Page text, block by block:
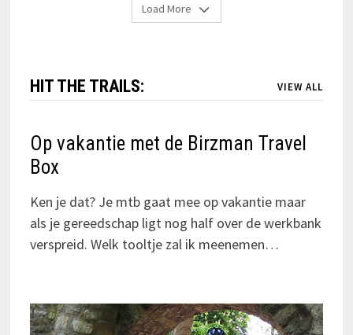
Load More
HIT THE TRAILS: VIEW ALL
Op vakantie met de Birzman Travel
Box
Ken je dat? Je mtb gaat mee op vakantie maar
als je gereedschap ligt nog half over de werkbank
verspreid. Welk tooltje zal ik meenemen…